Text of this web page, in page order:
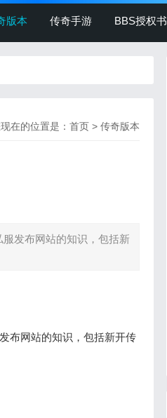
版本 传奇手游 BBS授权书
在的位置是： 首页 > 传奇版本
发布网站的知识，包括新
布网站的知识，包括新开传